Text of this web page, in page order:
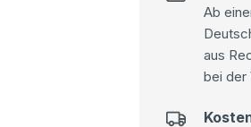
Ab
aus
bei der